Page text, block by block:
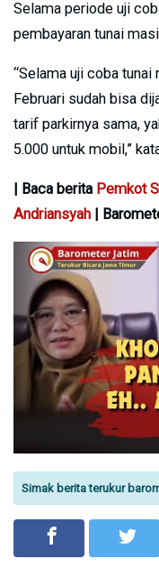
Selama periode uji
pembayaran tunai
“Selama uji coba
Februari sudah bisa
tarif parkirnya sama,
5.000 untuk mobil,”
| Baca berita Pemkot
Andriansyah |
Simak berita terukur